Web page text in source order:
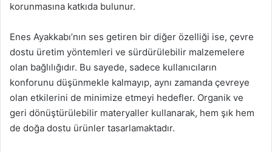
korunmasına katkıda bulunur.
Enes Ayakkabı’nın ses getiren bir diğer özelliği ise, çevre
dostu üretim yöntemleri ve sürdürülebilir malzemelere
olan bağlılığıdır. Bu sayede, sadece kullanıcıların
konforunu düşünmekle kalmayıp, aynı zamanda çevreye
olan etkilerini de minimize etmeyi hedefler. Organik ve
geri dönüştürülebilir materyaller kullanarak, hem şık hem
de doğa dostu ürünler tasarlamaktadır.